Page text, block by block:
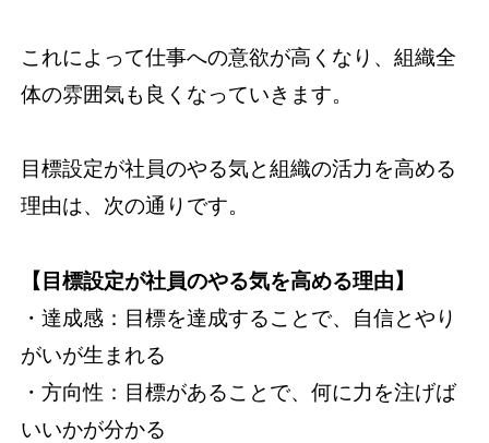
これによって仕事への意欲が高くなり、組織全
体の雰囲気も良くなっていきます。
目標設定が社員のやる気と組織の活力を高める
理由は、次の通りです。
【目標設定が社員のやる気を高める理由】
・達成感：目標を達成することで、自信とやり
がいが生まれる
・方向性：目標があることで、何に力を注げば
いいかが分かる